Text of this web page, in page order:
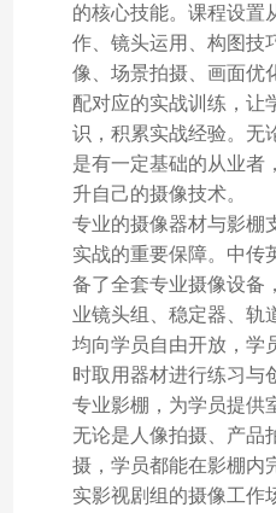
的核心技能。课程设置
作、镜头运用、构图技
像、场景拍摄、画面优
配对应的实战训练，让
识，积累实战经验。无
是有一定基础的从业者
升自己的摄像技术。
专业的摄像器材与影棚
实战的重要保障。中传
备了全套专业摄像设备
业镜头组、稳定器、轨
均向学员自由开放，学
时取用器材进行练习与
专业影棚，为学员提供
无论是人像拍摄、产品
摄，学员都能在影棚内
实影视剧组的摄像工作